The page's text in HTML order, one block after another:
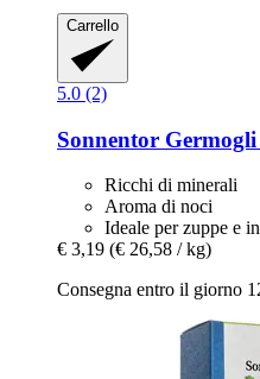
Carrello
5.0 (2)
Sonnentor
Ricchi di minerali
Aroma di noci
Ideale per zuppe e
€ 3,19 (€ 26,58 / kg)
Consegna entro il giorno